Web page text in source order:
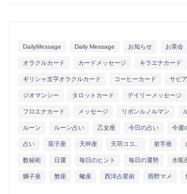
DailyMessage Daily Message お知らせ お茶会
オラクルカード カードメッセージ キラエナカード
ギリシャ文字オラクルカード コーヒーカード サビ
ジオマンシー タロットカード デイリーメッセージ
フロエナカード メッセージ リボンルノルマン
ルーン ルーン占い 乙女座 今日の占い 今週
占い 双子座 天秤座 天羽ココ。 射手座
数秘術 日運 毎日のヒント 毎日の運勢 水瓶
獅子座 蟹座 蠍座 西洋占星術 雨野マメ